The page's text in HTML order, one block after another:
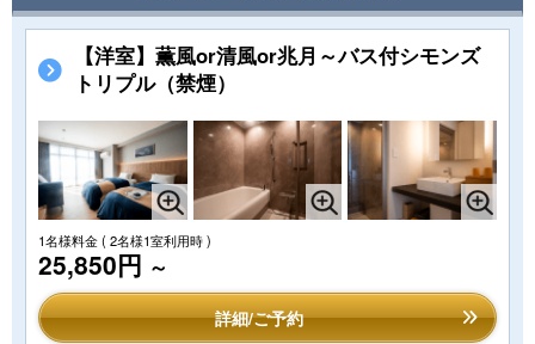
【洋室】薫風or清風or兆月～バス付シモンズ
トリプル（禁煙）
1名様料金( 2名様1室利用時 )
25,850円 ～
詳細/ご予約